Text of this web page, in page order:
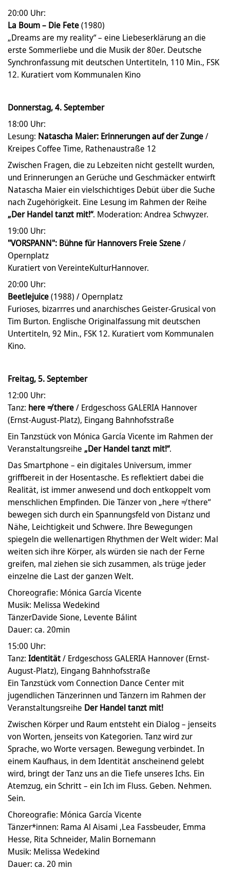
20:00 Uhr:
La Boum – Die Fete(1980)
„Dreams are my reality“ – eine Liebeserklärung an die
erste Sommerliebe und die Musik der 80er. Deutsche
Synchronfassung mit deutschen Untertiteln, 110 Min., FSK
12. Kuratiert vom Kommunalen Kino
Donnerstag, 4. September
18:00 Uhr:
Lesung: Natascha Maier: Erinnerungen auf der Zunge/
Kreipes Coffee Time, Rathenaustraße 12
Zwischen Fragen, die zu Lebzeiten nicht gestellt wurden,
und Erinnerungen an Gerüche und Geschmäcker entwirft
Natascha Maier ein vielschichtiges Debüt über die Suche
nach Zugehörigkeit. Eine Lesung im Rahmen der Reihe
„Der Handel tanzt mit!“. Moderation: Andrea Schwyzer.
19:00 Uhr:
"VORSPANN": Bühne für Hannovers Freie Szene/
Opernplatz
Kuratiert von VereinteKulturHannover.
20:00 Uhr:
Beetlejuice(1988) / Opernplatz
Furioses, bizarrres und anarchisches Geister-Grusical von
Tim Burton. Englische Originalfassung mit deutschen
Untertiteln, 92 Min., FSK 12. Kuratiert vom Kommunalen
Kino.
Freitag, 5. September
12:00 Uhr:
Tanz: here ≠ there/ Erdgeschoss GALERIA Hannover
(Ernst-August-Platz), Eingang Bahnhofsstraße
Ein Tanzstück von Mónica García Vicente im Rahmen der
Veranstaltungsreihe „Der Handel tanzt mit!“.
Das Smartphone – ein digitales Universum, immer
griffbereit in der Hosentasche. Es reflektiert dabei die
Realität, ist immer anwesend und doch entkoppelt vom
menschlichen Empfinden. Die Tänzer von „here ≠ there“
bewegen sich durch ein Spannungsfeld von Distanz und
Nähe, Leichtigkeit und Schwere. Ihre Bewegungen
spiegeln die wellenartigen Rhythmen der Welt wider: Mal
weiten sich ihre Körper, als würden sie nach der Ferne
greifen, mal ziehen sie sich zusammen, als trüge jeder
einzelne die Last der ganzen Welt.
Choreografie: Mónica García Vicente
Musik: Melissa Wedekind
TänzerDavide Sione, Levente Bálint
Dauer: ca. 20min
15:00 Uhr:
Tanz: Identität/ Erdgeschoss GALERIA Hannover (Ernst-
August-Platz), Eingang Bahnhofsstraße
Ein Tanzstück vom Connection Dance Center mit
jugendlichen Tänzerinnen und Tänzern im Rahmen der
Veranstaltungsreihe Der Handel tanzt mit!
Zwischen Körper und Raum entsteht ein Dialog – jenseits
von Worten, jenseits von Kategorien. Tanz wird zur
Sprache, wo Worte versagen. Bewegung verbindet. In
einem Kaufhaus, in dem Identität anscheinend gelebt
wird, bringt der Tanz uns an die Tiefe unseres Ichs. Ein
Atemzug, ein Schritt – ein Ich im Fluss. Geben. Nehmen.
Sein.
Choreografie: Mónica García Vicente
Tänzer*innen: Rama Al Aisami ,Lea Fassbeuder, Emma
Hesse, Rita Schneider, Malin Bornemann
Musik: Melissa Wedekind
Dauer: ca. 20 min